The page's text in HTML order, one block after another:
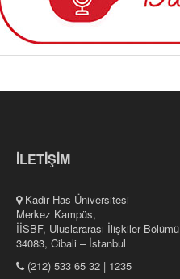
İLETİŞİM
Kadir Has Üniversitesi
Merkez Kampüs,
İİSBF, Uluslararası İlişkiler Bölümü
34083, Cibali – İstanbul
(212) 533 65 32 | 1235